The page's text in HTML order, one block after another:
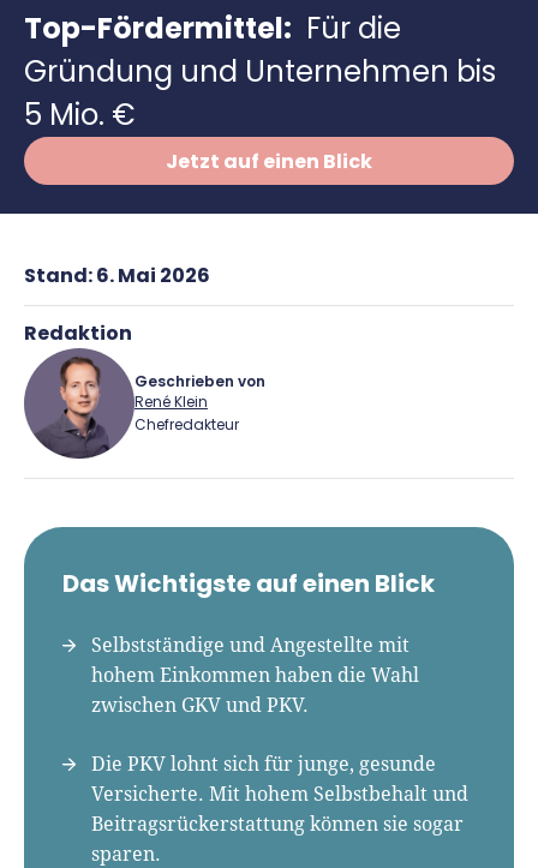
Weitere Tools & Vorlagen
Vergleiche
Steuerberatung
Software
Deals
Top-Fördermittel: Für die
Gründung und Unternehmen bis
5 Mio. €
Jetzt auf einen Blick
Stand:6. Mai 2026
Redaktion
Geschrieben von
René Klein
Chefredakteur
Gründer.de Teil der deutschen
Gründerlandschaft. Seine Mission:
Gründerinnen und Gründern praxisnahe
geben. Das tut er als Chefredakteur,
Podcast-Host, Webinar-Moderator und auf
unserem YouTube-Kanal.
Das Wichtigste auf einen Blick
Selbstständige und Angestellte mit
hohem Einkommen haben die Wahl
zwischen GKV und PKV.
Die PKV lohnt sich für junge, gesunde
Versicherte. Mit hohem Selbstbehalt und
Beitragsrückerstattung können sie sogar
sparen.